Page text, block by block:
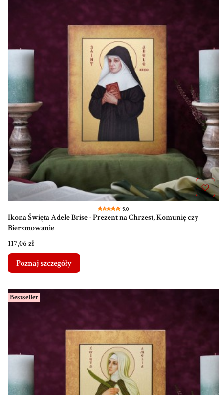
5.0
Ikona Święta Adele Brise - Prezent na Chrzest, Komunię czy
Bierzmowanie
Cena
117,06 zł
Poznaj szczegóły
Bestseller